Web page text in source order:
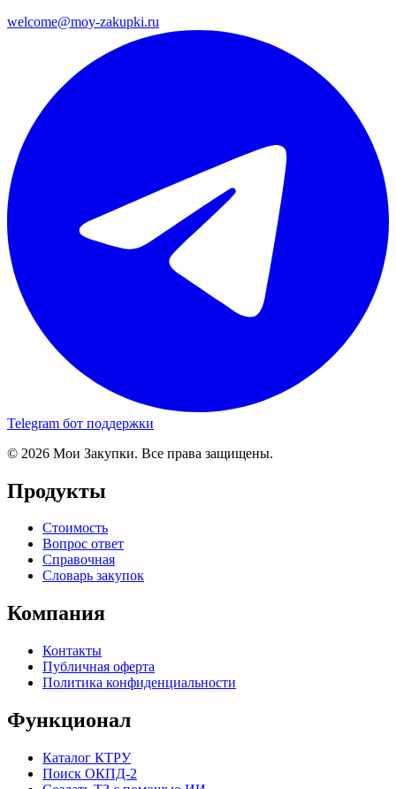
welcome@moy-zakupki.ru
Telegram бот поддержки
© 2026 Мои Закупки. Все права защищены.
Продукты
Стоимость
Вопрос ответ
Справочная
Словарь закупок
Компания
Контакты
Публичная оферта
Политика конфиденциальности
Функционал
Каталог КТРУ
Поиск ОКПД-2